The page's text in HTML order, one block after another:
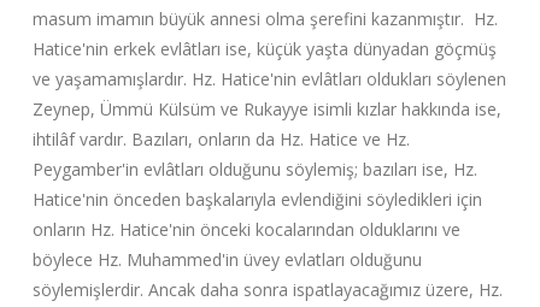
masum imamın büyük annesi olma şerefini kazanmıştır. Hz.
Hatice'nin erkek evlâtları ise, küçük yaşta dünyadan göçmüş
ve yaşamamışlardır. Hz. Hatice'nin evlâtları oldukları söylenen
Zeynep, Ümmü Külsüm ve Rukayye isimli kızlar hakkında ise,
ihtilâf vardır. Bazıları, onların da Hz. Hatice ve Hz.
Peygamber'in evlâtları olduğunu söylemiş; bazıları ise, Hz.
Hatice'nin önceden başkalarıyla evlendiğini söyledikleri için
onların Hz. Hatice'nin önceki kocalarından olduklarını ve
böylece Hz. Muhammed'in üvey evlatları olduğunu
söylemişlerdir. Ancak daha sonra ispatlayacağımız üzere, Hz.